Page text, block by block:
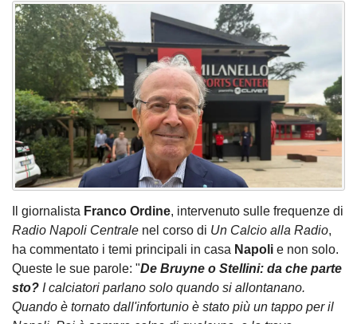
Il giornalista Franco Ordine, intervenuto sulle frequenze di
Radio Napoli Centrale nel corso di Un Calcio alla Radio,
ha commentato i temi principali in casa Napoli e non solo.
Queste le sue parole: "De Bruyne o Stellini: da che parte
sto? I calciatori parlano solo quando si allontanano.
Quando è tornato dall'infortunio è stato più un tappo per il